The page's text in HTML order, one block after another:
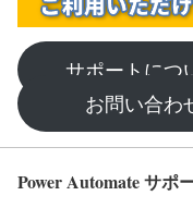
サポートにつ
お問い合
Power Automate サポ